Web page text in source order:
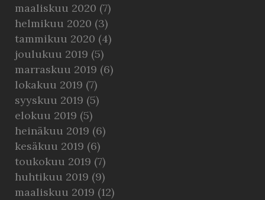
maaliskuu 2020 (7)
helmikuu 2020 (3)
tammikuu 2020 (4)
joulukuu 2019 (5)
marraskuu 2019 (6)
lokakuu 2019 (7)
syyskuu 2019 (5)
elokuu 2019 (5)
heinäkuu 2019 (6)
kesäkuu 2019 (6)
toukokuu 2019 (7)
huhtikuu 2019 (9)
maaliskuu 2019 (12)